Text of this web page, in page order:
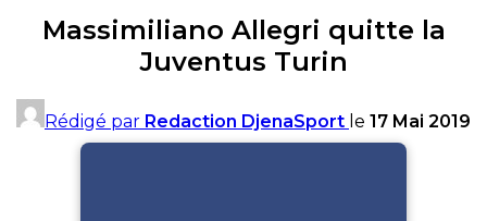
Massimiliano Allegri quitte la
Juventus Turin
Rédigé par Redaction DjenaSport le 17 Mai 2019